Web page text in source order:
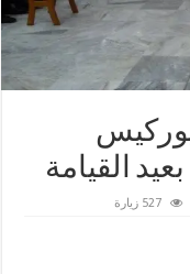
القيامة
527 زيارة